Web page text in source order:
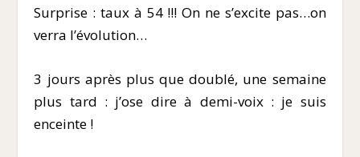
Surprise : taux à 54 !!! On ne s’excite pas…on
verra l’évolution…
3 jours après plus que doublé, une semaine
plus tard : j’ose dire à demi-voix : je suis
enceinte !